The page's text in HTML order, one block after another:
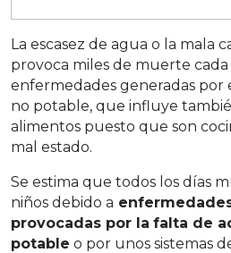
La escasez de agua o la mala
provoca miles de muerte
enfermedades generadas por
no potable, que influye
alimentos puesto que son
mal estado.
Se estima que todos los días
niños debido a
provocadas por la falta de
potable o por unos sistemas